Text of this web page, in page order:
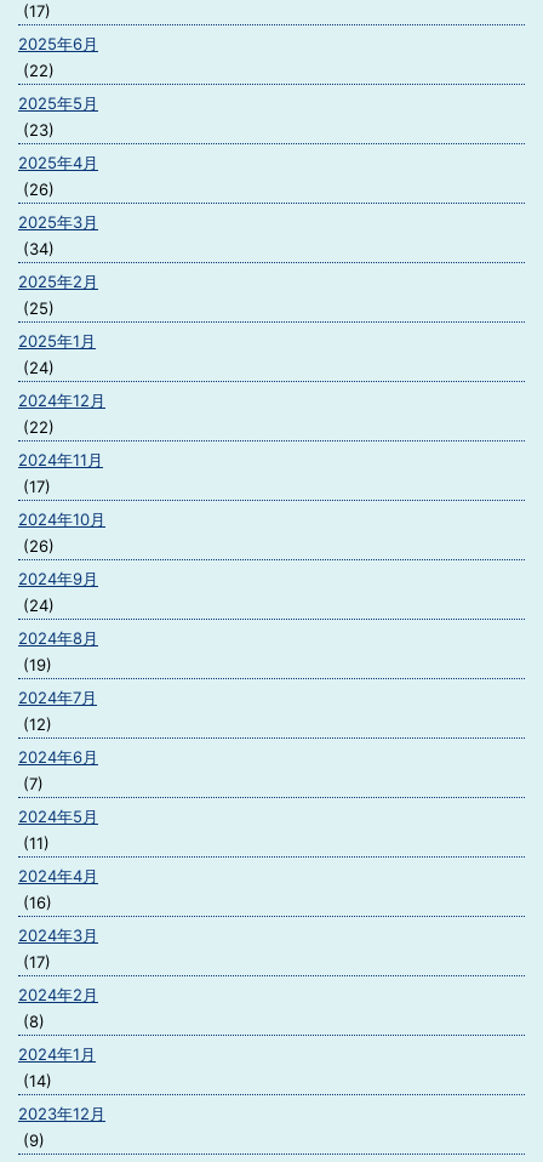
(17)
2025年6月
(22)
2025年5月
(23)
2025年4月
(26)
2025年3月
(34)
2025年2月
(25)
2025年1月
(24)
2024年12月
(22)
2024年11月
(17)
2024年10月
(26)
2024年9月
(24)
2024年8月
(19)
2024年7月
(12)
2024年6月
(7)
2024年5月
(11)
2024年4月
(16)
2024年3月
(17)
2024年2月
(8)
2024年1月
(14)
2023年12月
(9)